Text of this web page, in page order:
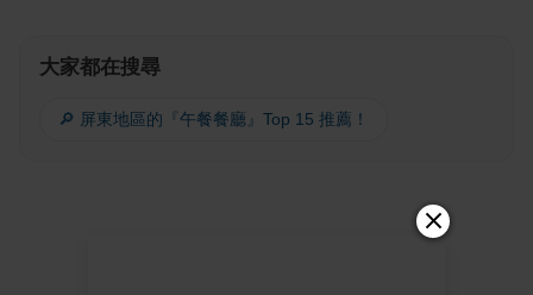
大家都在搜尋
🔎 屏東地區的『午餐餐廳』Top 15 推薦！